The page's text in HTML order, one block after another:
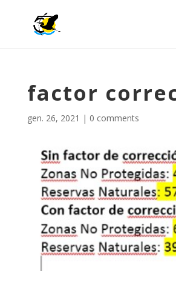
factor
gen. 26, 2021 | 0 comments